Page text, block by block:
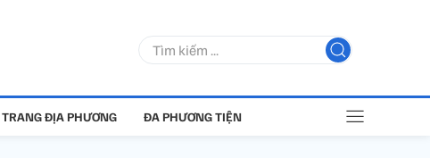
TRANG ĐỊA PHƯƠNG ĐA PHƯƠNG TIỆN